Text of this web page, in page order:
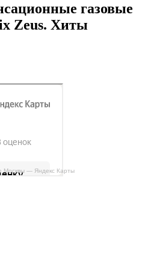
газовые
Zeus. Хиты
Москвы — Яндекс Карты